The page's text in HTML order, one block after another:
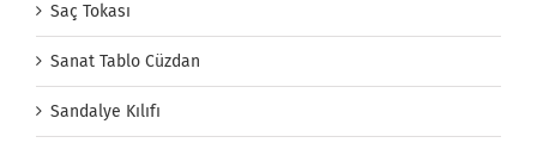
Saç Tokası
Sanat Tablo Cüzdan
Sandalye Kılıfı